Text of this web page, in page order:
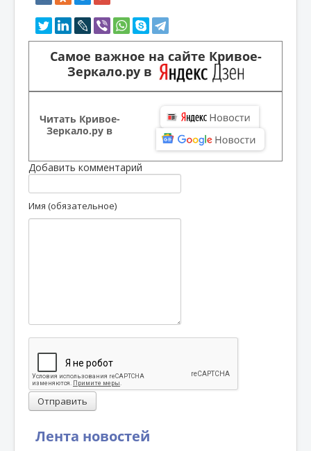
Лента новостей
Самое важное на сайте Кривое-
Зеркало.ру в
Читать Кривое-
Зеркало.ру в
Добавить комментарий
Имя (обязательное)
Отправить